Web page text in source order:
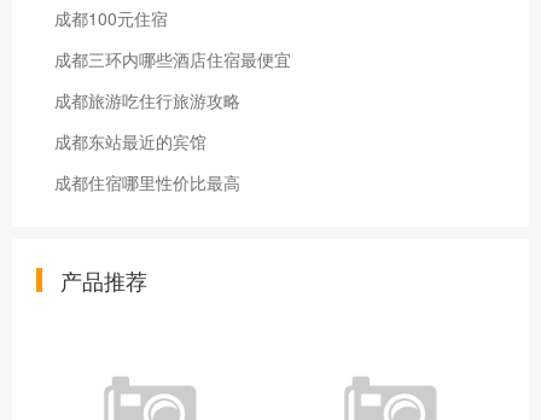
成都100元住宿
成都三环内哪些酒店住宿最便宜
成都旅游吃住行旅游攻略
成都东站最近的宾馆
成都住宿哪里性价比最高
产品推荐